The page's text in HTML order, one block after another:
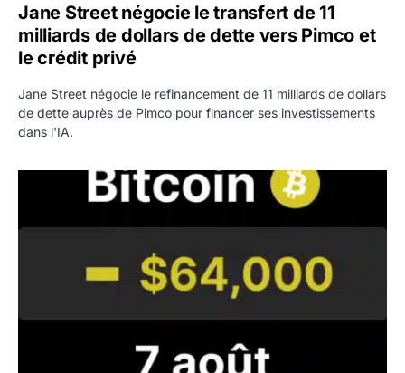
Jane Street négocie le transfert de 11
milliards de dollars de dette vers Pimco et
le crédit privé
Jane Street négocie le refinancement de 11 milliards de dollars
de dette auprès de Pimco pour financer ses investissements
dans l'IA.
Bitcoin stagne à 64 000 dollars pendant que les